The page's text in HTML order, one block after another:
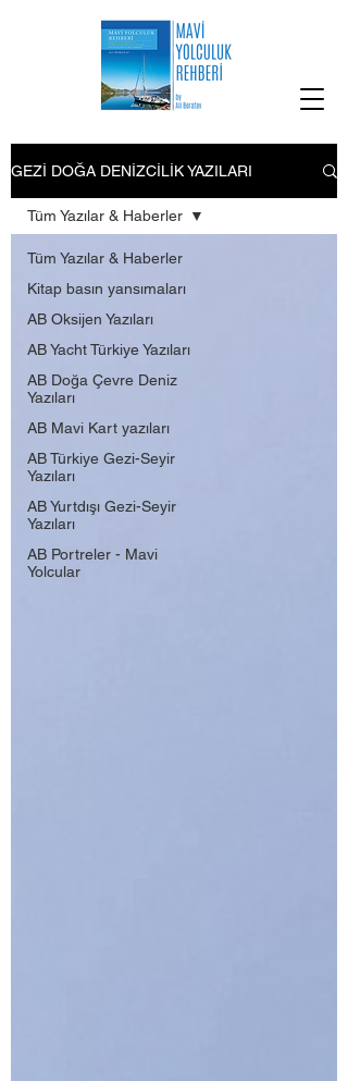
GEZİ DOĞA DENİZCİLİK YAZILARI
Tüm Yazılar & Haberler
Kitap basın yansımaları
AB Oksijen Yazıları
AB Yacht Türkiye Yazıları
AB Doğa Çevre Deniz
Yazıları
AB Mavi Kart yazıları
AB Türkiye Gezi-Seyir
Yazıları
AB Yurtdışı Gezi-Seyir
Yazıları
AB Portreler - Mavi
Yolcular
Tüm Yazılar & Haberler